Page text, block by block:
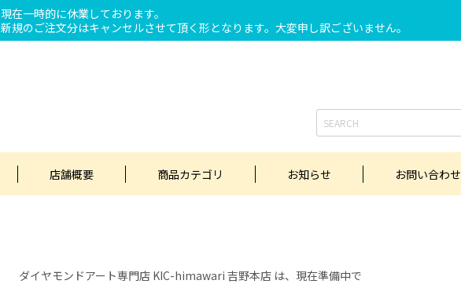
現在一時的に休業しております。
新規のご注文分はキャンセルさせて頂く形となります。大変申し訳ございません。
店舗概要 商品カテゴリ お知らせ お問い合わせ
ダイヤモンドアート専門店 KIC-himawari 吉野本店 は、現在準備中で